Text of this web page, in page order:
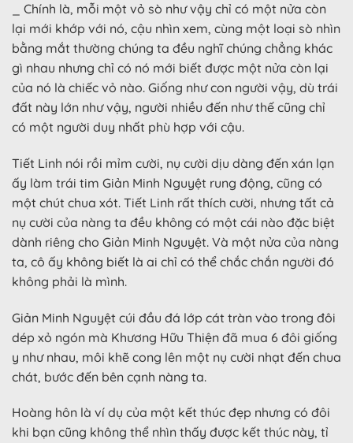
_ Chính là, mỗi một vỏ sò như vậy chỉ có một nửa còn
lại mới khớp với nó, cậu nhìn xem, cùng một loại sò nhìn
bằng mắt thường chúng ta đều nghĩ chúng chẳng khác
gì nhau nhưng chỉ có nó mới biết được một nửa còn lại
của nó là chiếc vỏ nào. Giống như con người vậy, dù trái
đất này lớn như vậy, người nhiều đến như thế cũng chỉ
có một người duy nhất phù hợp với cậu.
Tiết Linh nói rồi mỉm cười, nụ cười dịu dàng đến xán lạn
ấy làm trái tim Giản Minh Nguyệt rung động, cũng có
một chút chua xót. Tiết Linh rất thích cười, nhưng tất cả
nụ cười của nàng ta đều không có một cái nào đặc biệt
dành riêng cho Giản Minh Nguyệt. Và một nửa của nàng
ta, cô ấy không biết là ai chỉ có thể chắc chắn người đó
không phải là mình.
Giản Minh Nguyệt cúi đầu đá lớp cát tràn vào trong đôi
dép xỏ ngón mà Khương Hữu Thiện đã mua 6 đôi giống
y như nhau, môi khẽ cong lên một nụ cười nhạt đến chua
chát, bước đến bên cạnh nàng ta.
Hoàng hôn là ví dụ của một kết thúc đẹp nhưng có đôi
khi bạn cũng không thể nhìn thấy được kết thúc này, tỉ